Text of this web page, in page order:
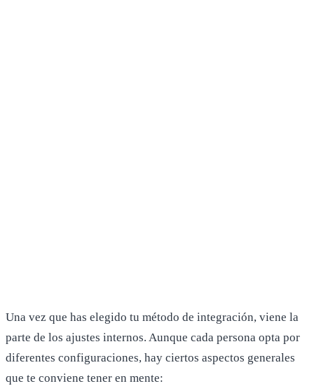
Una vez que has elegido tu método de integración, viene la
parte de los ajustes internos. Aunque cada persona opta por
diferentes configuraciones, hay ciertos aspectos generales
que te conviene tener en mente: